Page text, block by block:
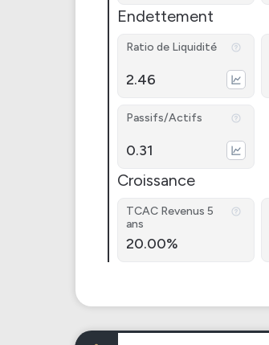
Endettement
Ratio de Liquidité
2.46
Passifs/Actifs
0.31
Croissance
TCAC Revenus 5
ans
20.00%